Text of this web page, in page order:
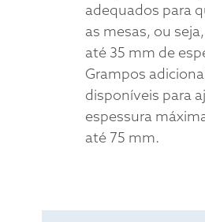
adequados para
as mesas, ou
até 35 mm de
Grampos
disponíveis para
espessura
até 75 mm.